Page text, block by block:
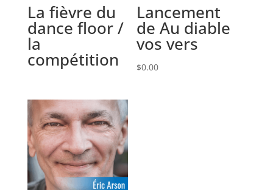
La fièvre du
dance floor /
la
compétition
Lancement
de Au diable
vos vers
$0.00